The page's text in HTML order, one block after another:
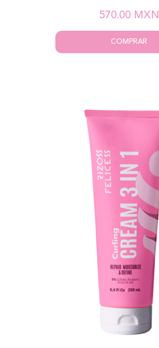
570.00 MXN
COMPRAR